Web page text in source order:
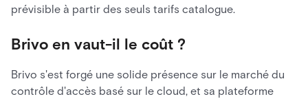
prévisible à partir des seuls tarifs catalogue.
Brivo en vaut-il le coût ?
Brivo s'est forgé une solide présence sur le marché du
contrôle d'accès basé sur le cloud, et sa plateforme